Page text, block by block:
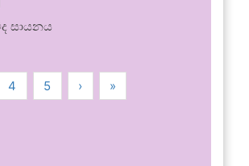
සායනය
4 5 › »